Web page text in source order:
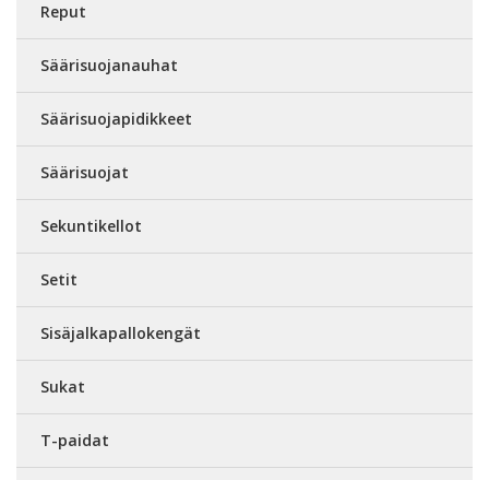
Reput
Säärisuojanauhat
Säärisuojapidikkeet
Säärisuojat
Sekuntikellot
Setit
Sisäjalkapallokengät
Sukat
T-paidat